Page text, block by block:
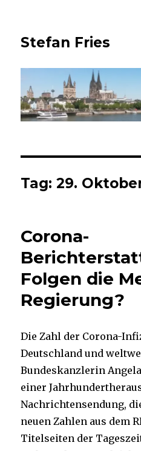
Stefan Fries
Tag:29.
Corona-
Folgen die
Regierung?
Die Zahl der Corona-
Deutschland und
Bundeskanzlerin
einer
Nachrichtensendung,
neuen Zahlen aus dem
Titelseiten der